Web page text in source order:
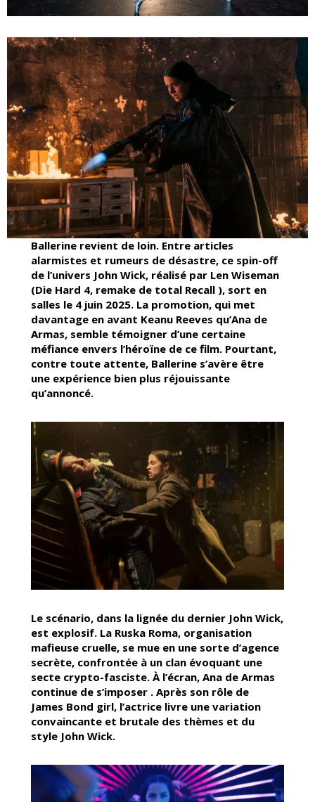
Ballerine revient de loin. Entre articles
alarmistes et rumeurs de désastre, ce spin-off
de l’univers John Wick, réalisé par Len Wiseman
(Die Hard 4, remake de total Recall ), sort en
salles le 4 juin 2025. La promotion, qui met
davantage en avant Keanu Reeves qu’Ana de
Armas, semble témoigner d’une certaine
méfiance envers l’héroïne de ce film. Pourtant,
contre toute attente, Ballerine s’avère être
une expérience bien plus réjouissante
qu’annoncé.
Le scénario, dans la lignée du dernier John Wick,
est explosif. La Ruska Roma, organisation
mafieuse cruelle, se mue en une sorte d’agence
secrète, confrontée à un clan évoquant une
secte crypto-fasciste. À l’écran, Ana de Armas
continue de s’imposer . Après son rôle de
James Bond girl, l’actrice livre une variation
convaincante et brutale des thèmes et du
style John Wick.